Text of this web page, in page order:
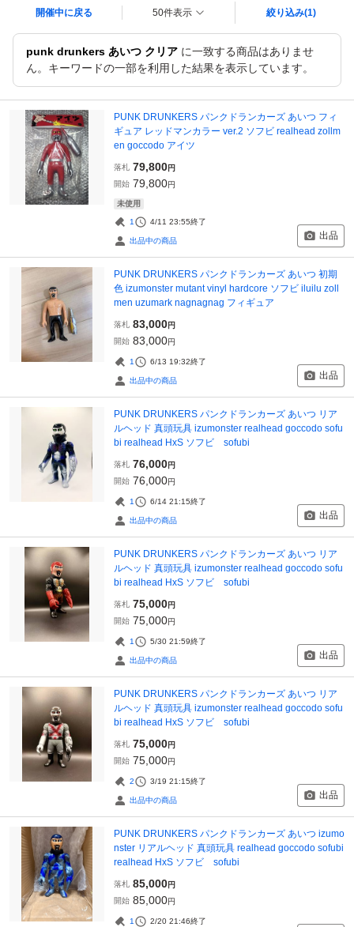
開催中に戻る 50件表示 絞り込み(1)
punk drunkers あいつ クリア に一致する商品はありませ
ん。キーワードの一部を利用した結果を表示しています。
PUNK DRUNKERS パンクドランカーズ あいつ フィ
ギュア レッドマンカラー ver.2 ソフビ realhead zollm
en goccodo アイツ
落札 79,800円
開始 79,800円
未使用
1 4/11 23:55終了
出品中の商品 出品
PUNK DRUNKERS パンクドランカーズ あいつ 初期
色 izumonster mutant vinyl hardcore ソフビ iluilu zoll
men uzumark nagnagnag フィギュア
落札 83,000円
開始 83,000円
1 6/13 19:32終了
出品中の商品 出品
PUNK DRUNKERS パンクドランカーズ あいつ リア
ルヘッド 真頭玩具 izumonster realhead goccodo sofu
bi realhead HxS ソフビ sofubi
落札 76,000円
開始 76,000円
1 6/14 21:15終了
出品中の商品 出品
PUNK DRUNKERS パンクドランカーズ あいつ リア
ルヘッド 真頭玩具 izumonster realhead goccodo sofu
bi realhead HxS ソフビ sofubi
落札 75,000円
開始 75,000円
1 5/30 21:59終了
出品中の商品 出品
PUNK DRUNKERS パンクドランカーズ あいつ リア
ルヘッド 真頭玩具 izumonster realhead goccodo sofu
bi realhead HxS ソフビ sofubi
落札 75,000円
開始 75,000円
2 3/19 21:15終了
出品中の商品 出品
PUNK DRUNKERS パンクドランカーズ あいつ izumo
nster リアルヘッド 真頭玩具 realhead goccodo sofubi
realhead HxS ソフビ sofubi
落札 85,000円
開始 85,000円
1 2/20 21:46終了